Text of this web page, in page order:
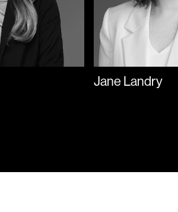
Jane Landry